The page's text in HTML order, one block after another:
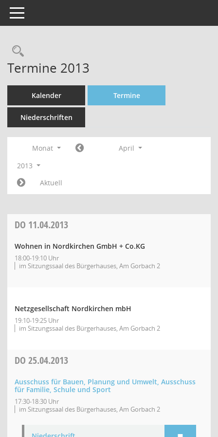
Toggle navigation
Rechercheauswahl
Termine 2013
Kalender Termine
Niederschriften
Monat
April
2013
Aktuell
DO 11.04.2013
Wohnen in Nordkirchen GmbH + Co.KG
18:00-19:10 Uhr
im Sitzungssaal des Bürgerhauses, Am Gorbach 2
Netzgesellschaft Nordkirchen mbH
19:10-19:25 Uhr
im Sitzungssaal des Bürgerhauses, Am Gorbach 2
DO 25.04.2013
Ausschuss für Bauen, Planung und Umwelt, Ausschuss
für Familie, Schule und Sport
17:30-18:30 Uhr
im Sitzungssaal des Bürgerhauses, Am Gorbach 2